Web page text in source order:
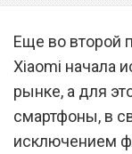
Как
Redmi
Еще во второй
Xiaomi начала
рынке, а для
смартфоны, в
исключением